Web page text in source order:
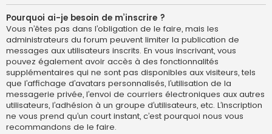
Pourquoi ai-je besoin de m’inscrire ?
Vous n’êtes pas dans l’obligation de le faire, mais les
administrateurs du forum peuvent limiter la publication de
messages aux utilisateurs inscrits. En vous inscrivant, vous
pouvez également avoir accès à des fonctionnalités
supplémentaires qui ne sont pas disponibles aux visiteurs, tels
que l’affichage d’avatars personnalisés, l’utilisation de la
messagerie privée, l’envoi de courriers électroniques aux autres
utilisateurs, l’adhésion à un groupe d’utilisateurs, etc. L’inscription
ne vous prend qu’un court instant, c’est pourquoi nous vous
recommandons de le faire.